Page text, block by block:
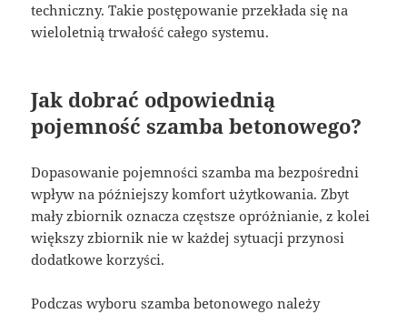
techniczny. Takie postępowanie przekłada się na
wieloletnią trwałość całego systemu.
Jak dobrać odpowiednią
pojemność szamba betonowego?
Dopasowanie pojemności szamba ma bezpośredni
wpływ na późniejszy komfort użytkowania. Zbyt
mały zbiornik oznacza częstsze opróżnianie, z kolei
większy zbiornik nie w każdej sytuacji przynosi
dodatkowe korzyści.
Podczas wyboru szamba betonowego należy